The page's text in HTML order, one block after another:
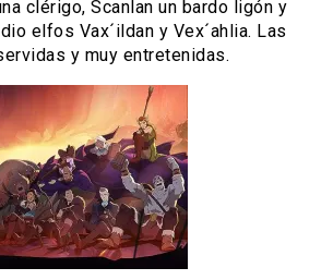
clérigo, Scanlan un bardo ligón y
elfos Vax´ildan y Vex´ahlia. Las
y muy entretenidas.